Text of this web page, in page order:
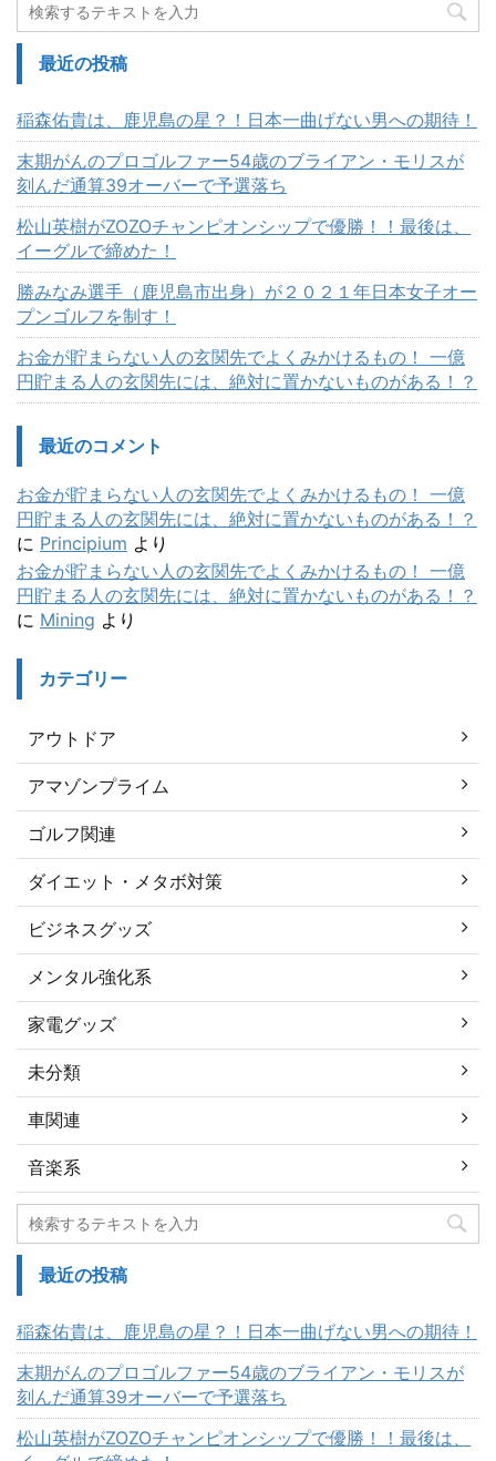
最近の投稿
稲森佑貴は、鹿児島の星？！日本一曲げない男への期待！
末期がんのプロゴルファー54歳のブライアン・モリスが
刻んだ通算39オーバーで予選落ち
松山英樹がZOZOチャンピオンシップで優勝！！最後は、
イーグルで締めた！
勝みなみ選手（鹿児島市出身）が２０２１年日本女子オー
プンゴルフを制す！
お金が貯まらない人の玄関先でよくみかけるもの！ 一億
円貯まる人の玄関先には、絶対に置かないものがある！？
最近のコメント
お金が貯まらない人の玄関先でよくみかけるもの！ 一億
円貯まる人の玄関先には、絶対に置かないものがある！？
に Principium より
お金が貯まらない人の玄関先でよくみかけるもの！ 一億
円貯まる人の玄関先には、絶対に置かないものがある！？
に Mining より
カテゴリー
アウトドア
アマゾンプライム
ゴルフ関連
ダイエット・メタボ対策
ビジネスグッズ
メンタル強化系
家電グッズ
未分類
車関連
音楽系
最近の投稿
稲森佑貴は、鹿児島の星？！日本一曲げない男への期待！
末期がんのプロゴルファー54歳のブライアン・モリスが
刻んだ通算39オーバーで予選落ち
松山英樹がZOZOチャンピオンシップで優勝！！最後は、